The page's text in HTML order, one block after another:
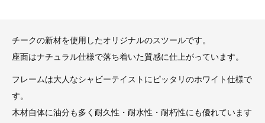
チークの新材を使用したオリジナルのスツールです。
座面はナチュラル仕様で落ち着いた質感に仕上がっています。
フレームは大人なシャビーテイストにピッタリのホワイト仕様で
す。
木材自体に油分も多く耐久性・耐水性・耐朽性にも優れています